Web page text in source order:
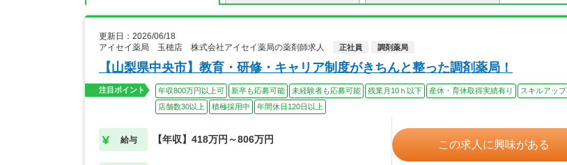
更新日：2026/06/18
アイセイ薬局 玉穂店 株式会社アイセイ薬局の薬剤師求人
正社員 調剤薬局
【山梨県中央市】教育・研修・キャリア制度がきちんと整った調剤薬局！
注目ポイント 年収800万円以上可 新卒も応募可能 未経験者も応募可能 残業月10ｈ以下 産休・育休取得実績有り スキルアップ
店舗数30以上
積極採用中 年間休日120日以上
給与 【年収】418万円～806万円 この求人に興味がある